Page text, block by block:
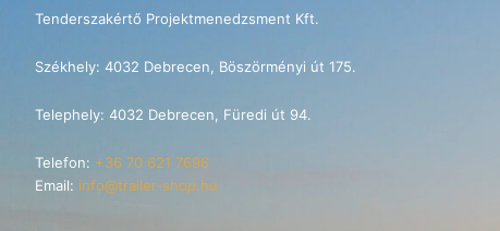
Tenderszakértő Projektmenedzsment Kft.
Székhely: 4032 Debrecen, Böszörményi út 175.
Telephely: 4032 Debrecen, Füredi út 94.
Telefon: +36 70 621 7696
Email: info@trailer-shop.hu